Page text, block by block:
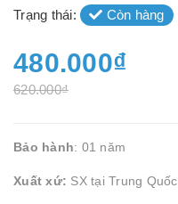
Trạng thái: Còn hàng
480.000₫
620.000₫
Bảo hành: 01 năm
Xuất xứ: SX tại Trung Quốc